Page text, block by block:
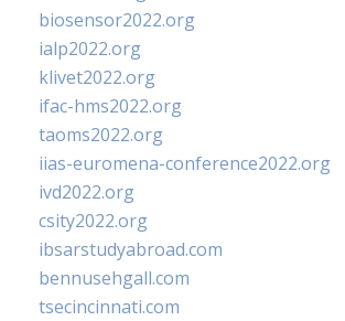
biosensor2022.org
ialp2022.org
klivet2022.org
ifac-hms2022.org
taoms2022.org
iias-euromena-conference2022.org
ivd2022.org
csity2022.org
ibsarstudyabroad.com
bennusehgall.com
tsecincinnati.com